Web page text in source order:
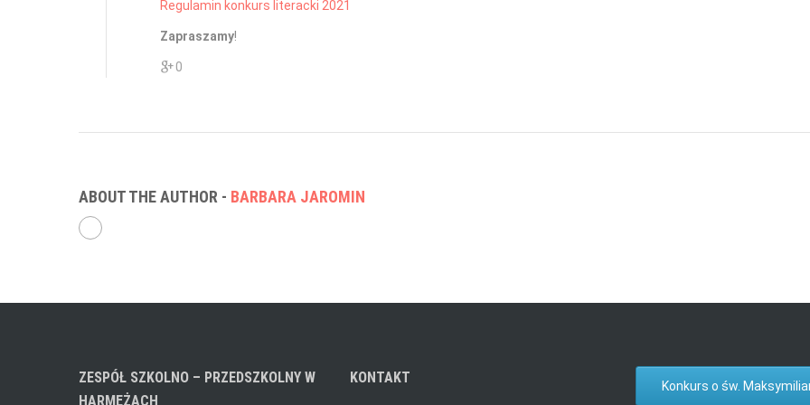
Regulamin konkurs literacki 2021
Zapraszamy!
0
ABOUT THE AUTHOR - BARBARA JAROMIN
ZESPÓŁ SZKOLNO – PRZEDSZKOLNY W
HARMĘŻACH
KONTAKT Konkurs o św.